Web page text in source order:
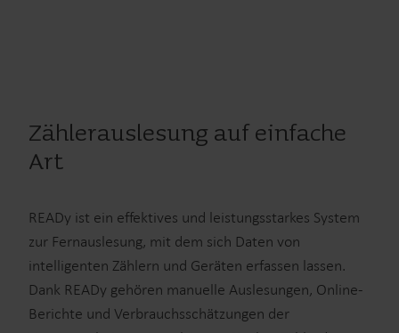
Zählerauslesung auf einfache
Art
READy ist ein effektives und leistungsstarkes System
zur Fernauslesung, mit dem sich Daten von
intelligenten Zählern und Geräten erfassen lassen.
Dank READy gehören manuelle Auslesungen, Online-
Berichte und Verbrauchsschätzungen der